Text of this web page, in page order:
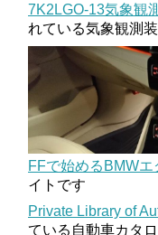
7K2LGO-13気象観
れている気象観測
FFで始めるBMWエ
イトです
Private Library of
ている自動車カタ